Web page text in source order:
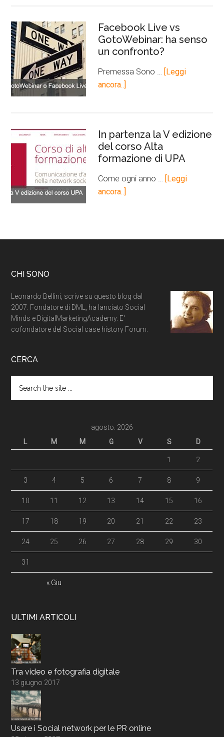
Facebook Live vs
GotoWebinar: ha senso
un confronto?
Premessa Sono …
[Leggi
ancora..]
In partenza la V edizione
del corso Alta
formazione di UPA
Come ogni anno …
[Leggi
ancora..]
CHI SONO
Leonardo Bellini, scrive su questo blog dal
2007. Fondatore di DML, ha lanciato Social
Minds e DigitalMarketingAcademy. E'
cofondatore del Social case history Forum.
CERCA
agosto: 2026
L
M M G V S D
« Giu
1 2
3 4 5 6 7 8 9
10 11 12 13 14 15 16
17 18 19 20 21 22 23
24 25 26 27 28 29 30
31
ULTIMI ARTICOLI
Tra video e fotografia digitale
13 giugno 2017
Usare i Social network per le PR online